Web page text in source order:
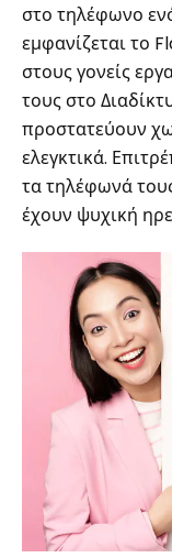
στο τηλέφωνο
εμφανίζεται το
στους γονείς
τους στο
προστατεύουν
ελεγκτικά.
τα τηλέφωνά
έχουν ψυχική